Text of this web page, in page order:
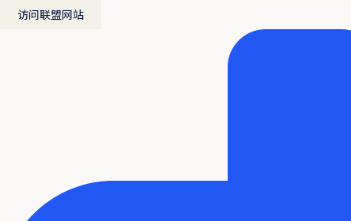
访问联盟网站